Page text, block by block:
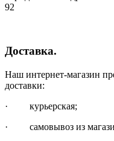
92
Доставка.
Наш интернет-магазин
доставки:
· курьерская;
· самовывоз из